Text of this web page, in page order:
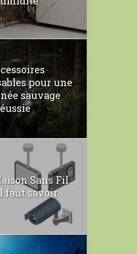
pour une
sauvage
Sans Fil :
faut savoir